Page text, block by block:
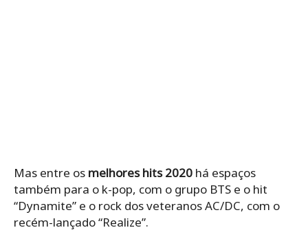
Mas entre os melhores hits 2020 há espaços
também para o k-pop, com o grupo BTS e o hit
“Dynamite” e o rock dos veteranos AC/DC, com o
recém-lançado “Realize”.